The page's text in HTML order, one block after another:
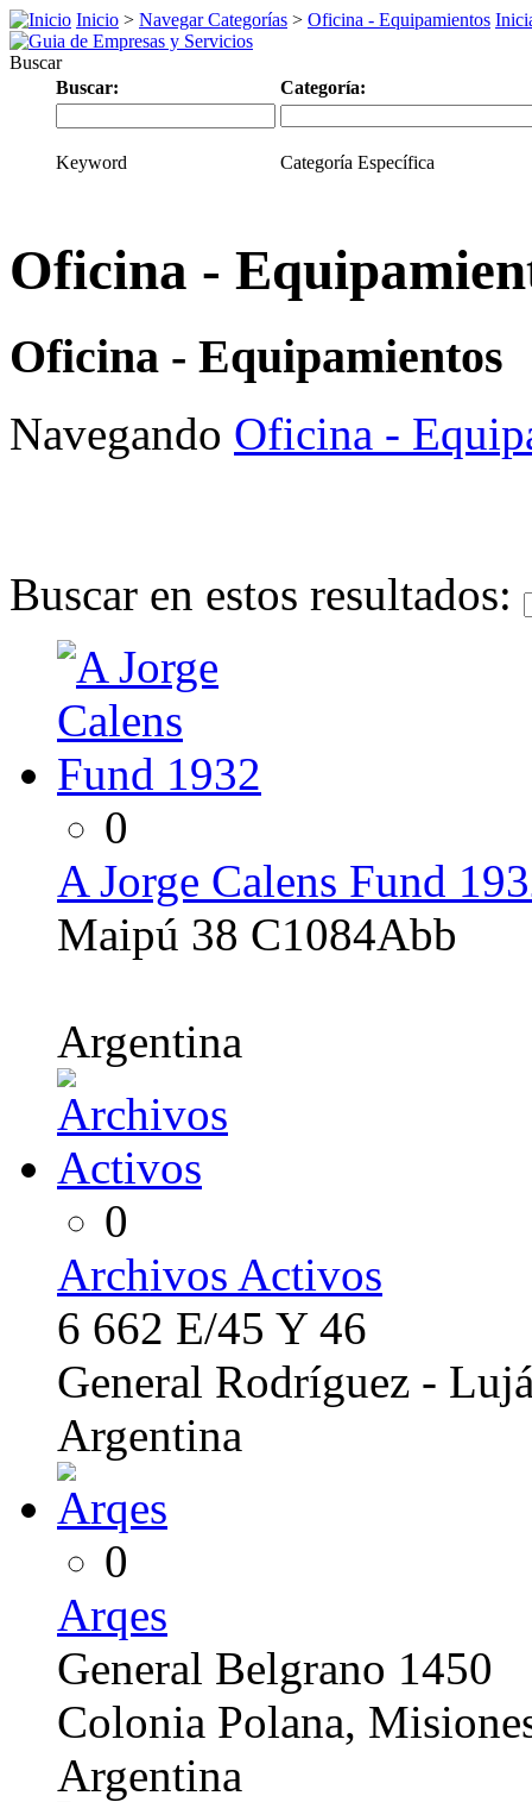
Inicio > Navegar Categorías > Oficina - Equipamientos
Buscar
Buscar:
Categoría:
Keyword Categoría Específica
Oficina -
Oficina - Equipamientos
Navegando Oficina -
Buscar en estos resultados:
0
A Jorge Calens Fund
Maipú 38 C1084Abb
Argentina
0
Archivos Activos
6 662 E/45 Y 46
General Rodríguez -
Argentina
0
Arqes
General Belgrano 1450
Colonia Polana,
Argentina